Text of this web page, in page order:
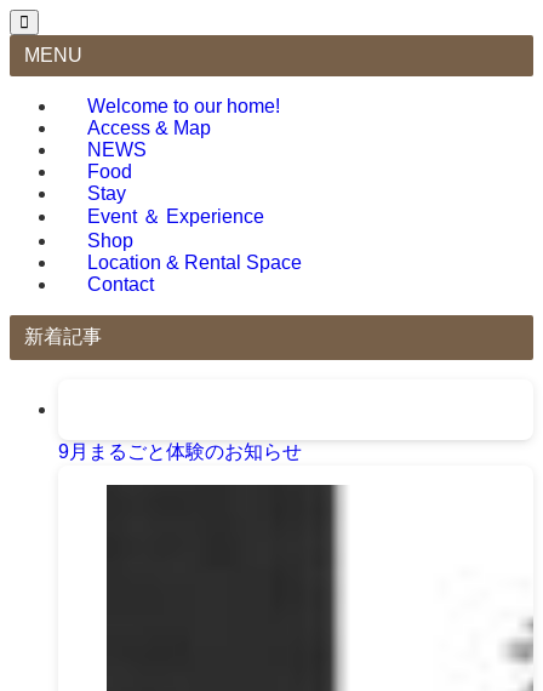
MENU
Welcome to our home!
Access & Map
NEWS
Food
Stay
Event ＆ Experience
Shop
Location & Rental Space
Contact
新着記事
9月まるごと体験のお知らせ